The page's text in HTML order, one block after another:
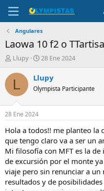
Angulares
Laowa 10 f2 o
I
i
a
d
o
r
e
l
t
e
m
Llupy
F
c
a
i
n
c
i
o
28 Ene 2024
L Llupy
Olympista Participante
28 Ene 2024
Hola a todos!! me planteo la
que tengo claro va a ser un
Mi filosofía con MFT es la
de excursión por el monte
viaje pero sin renunciar a un
resultados y de